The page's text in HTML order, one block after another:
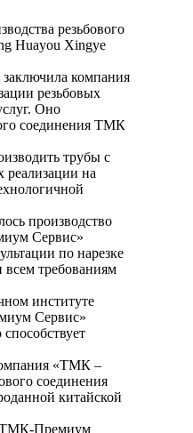
резьбового
Huayou Xingye
компания
резьбовых
Оно
соединения ТМК
трубы с
на
производство
Сервис»
по нарезке
всем требованиям
институте
Сервис»
«ТМК –
соединения
китайской
«ТМК-Премиум